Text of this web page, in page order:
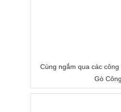
Cùng ngắm qua các
Gò Công